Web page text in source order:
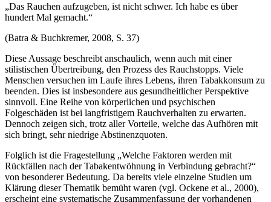
„Das Rauchen aufzugeben, ist nicht schwer. Ich habe es über
hundert Mal gemacht.“
(Batra & Buchkremer, 2008, S. 37)
Diese Aussage beschreibt anschaulich, wenn auch mit einer
stilistischen Übertreibung, den Prozess des Rauchstopps. Viele
Menschen versuchen im Laufe ihres Lebens, ihren Tabakkonsum zu
beenden. Dies ist insbesondere aus gesundheitlicher Perspektive
sinnvoll. Eine Reihe von körperlichen und psychischen
Folgeschäden ist bei langfristigem Rauchverhalten zu erwarten.
Dennoch zeigen sich, trotz aller Vorteile, welche das Aufhören mit
sich bringt, sehr niedrige Abstinenzquoten.
Folglich ist die Fragestellung „Welche Faktoren werden mit
Rückfällen nach der Tabakentwöhnung in Verbindung gebracht?“
von besonderer Bedeutung. Da bereits viele einzelne Studien um
Klärung dieser Thematik bemüht waren (vgl. Ockene et al., 2000),
erscheint eine systematische Zusammenfassung der vorhandenen